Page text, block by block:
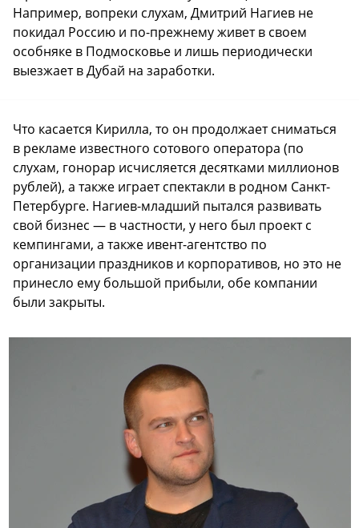
Например, вопреки слухам, Дмитрий Нагиев не
покидал Россию и по-прежнему живет в своем
особняке в Подмосковье и лишь периодически
выезжает в Дубай на заработки.
Что касается Кирилла, то он продолжает сниматься
в рекламе известного сотового оператора (по
слухам, гонорар исчисляется десятками миллионов
рублей), а также играет спектакли в родном Санкт-
Петербурге. Нагиев-младший пытался развивать
свой бизнес — в частности, у него был проект с
кемпингами, а также ивент-агентство по
организации праздников и корпоративов, но это не
принесло ему большой прибыли, обе компании
были закрыты.